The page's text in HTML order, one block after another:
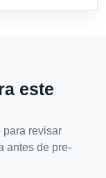
este
para revisar
antes de pre-